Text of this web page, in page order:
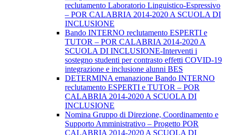
reclutamento Laboratorio Linguistico-Espressivo
– POR CALABRIA 2014-2020 A SCUOLA DI
INCLUSIONE
Bando INTERNO reclutamento ESPERTI e
TUTOR – POR CALABRIA 2014-2020 A
SCUOLA DI INCLUSIONE-Interventi i
sostegno studenti per contrasto effetti COVID-19
integrazione e inclusione alunni BES
DETERMINA emanazione Bando INTERNO
reclutamento ESPERTI e TUTOR – POR
CALABRIA 2014-2020 A SCUOLA DI
INCLUSIONE
Nomina Gruppo di Direzione, Coordinamento e
Supporto Amministrativo – Progetto POR
CALABRIA 2014-2020 A SCUOLA DI